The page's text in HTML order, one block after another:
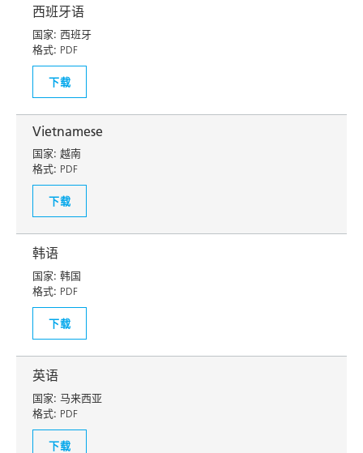
西班牙语
国家: 西班牙
格式: PDF
下载
Vietnamese
国家: 越南
格式: PDF
下载
韩语
国家: 韩国
格式: PDF
下载
英语
国家: 马来西亚
格式: PDF
下载